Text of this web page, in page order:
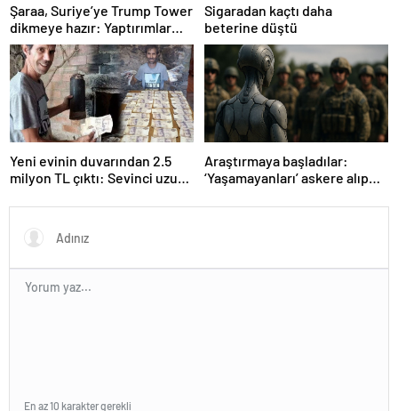
Şaraa, Suriye’ye Trump Tower
dikmeye hazır: Yaptırımlar
bitsin yeter
Sigaradan kaçtı daha
beterine düştü
Yeni evinin duvarından 2.5
milyon TL çıktı: Sevinci uzun
Araştırmaya başladılar:
‘Yaşamayanları’ askere alıp
En az 10 karakter gerekli